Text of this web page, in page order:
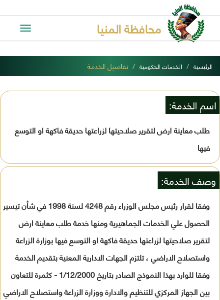
Toggle
محافظة المنيا
الرئيسية الخدمات الحكومية تفاصيل الخدمة
اسم الخدمة:
طلب معاينة ارض لتقرير صلاحيتها لزراعتها حديقة فاكهة او التوسع
فيها
وصف الخدمة:
وفقا لقرار رئيس مجلس الوزراء رقم 4248 لسنة 1998 في شأن تيسير
الحصول علي الخدمات الجماهيرية ومنها خدمة طلب معاينة ارض
لتقرير صلاحيتها لزراعتها حديقة فاكهة او التوسع فيها بوزارة الزراعة
واستصلاح الاراضي ، تلتزم الجهات الادارية المعنية بتقديم الخدمة
وفقا للوارد بهذا النموذج الصادر بتاريخ 1/12/2000 - كثمرة للتعاون
بين الجهاز المركزي للتنظيم والادارة ووزارة الزراعة واستصلاح الاراضي